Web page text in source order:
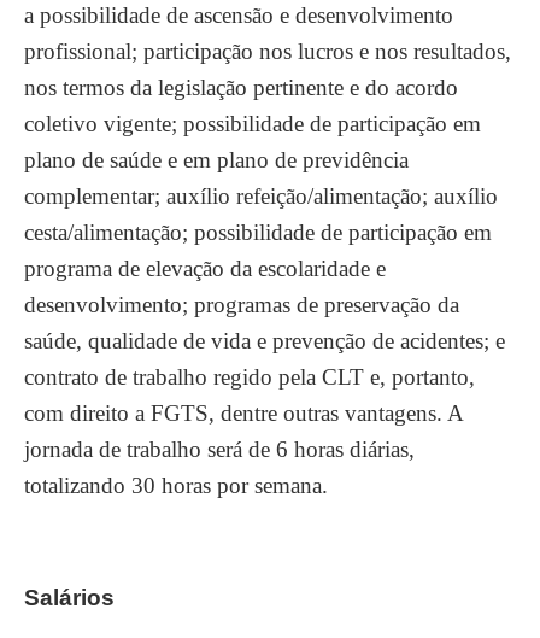
a possibilidade de ascensão e desenvolvimento
profissional; participação nos lucros e nos resultados,
nos termos da legislação pertinente e do acordo
coletivo vigente; possibilidade de participação em
plano de saúde e em plano de previdência
complementar; auxílio refeição/alimentação; auxílio
cesta/alimentação; possibilidade de participação em
programa de elevação da escolaridade e
desenvolvimento; programas de preservação da
saúde, qualidade de vida e prevenção de acidentes; e
contrato de trabalho regido pela CLT e, portanto,
com direito a FGTS, dentre outras vantagens. A
jornada de trabalho será de 6 horas diárias,
totalizando 30 horas por semana.
Salários